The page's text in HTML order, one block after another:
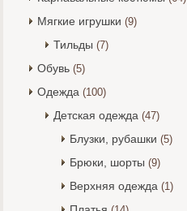
Мягкие игрушки (9)
Тильды (7)
Обувь (5)
Одежда (100)
Детская одежда (47)
Блузки, рубашки (5)
Брюки, шорты (9)
Верхняя одежда (1)